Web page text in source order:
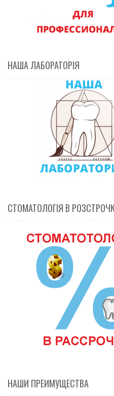
НАША ЛАБОРАТОРІЯ
СТОМАТОЛОГІЯ В
НАШИ ПРЕИМУЩЕСТВА